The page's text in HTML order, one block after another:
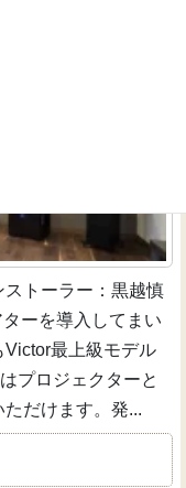
トーラー：黒越慎
ーを導入してまい
Victor最上級モデル
プロジェクターと
だけます。発...